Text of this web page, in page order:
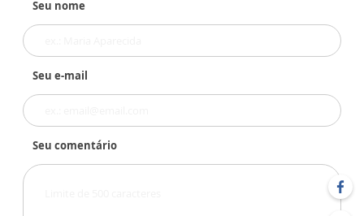
Seu nome
Seu e-mail
Seu comentário